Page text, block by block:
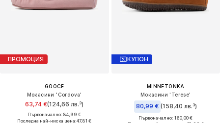
ПРОМОЦИЯ
GOOCE
Мокасини 'Cordova'
63,74 €(124,66 лв.³)
Първоначално: 84,99 €
Последна най-ниска цена:47,81 €
КУПОН
MINNETONKA
Мокасини 'Terese'
80,99 € (158,40 лв.³)
Първоначално: 160,00 €